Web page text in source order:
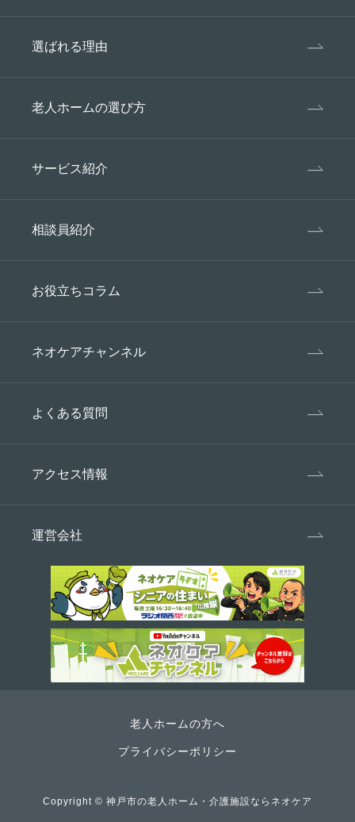
選ばれる理由
老人ホームの選び方
サービス紹介
相談員紹介
お役立ちコラム
ネオケアチャンネル
よくある質問
アクセス情報
運営会社
老人ホームの方へ
プライバシーポリシー
Copyright © 神戸市の老人ホーム・介護施設ならネオケア